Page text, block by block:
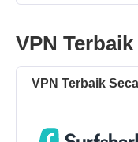
VPN
VPN Terbaik